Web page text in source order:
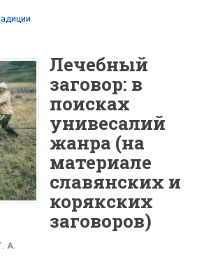
Лечебный
заговор: в
поисках
унивесалий
жанра (на
материале
славянских и
корякских
заговоров)
А.